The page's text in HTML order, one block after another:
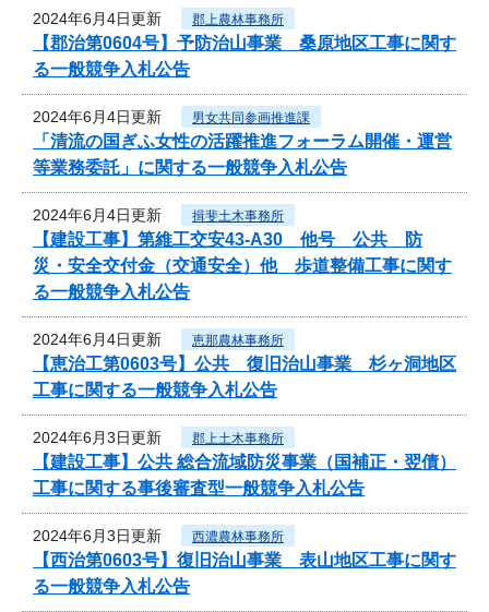
2024年6月4日更新 郡上農林事務所
【郡治第0604号】予防治山事業 桑原地区工事に関す
る一般競争入札公告
2024年6月4日更新 男女共同参画推進課
「清流の国ぎふ女性の活躍推進フォーラム開催・運営
等業務委託」に関する一般競争入札公告
2024年6月4日更新 揖斐土木事務所
【建設工事】第維工交安43-A30 他号 公共 防
災・安全交付金（交通安全）他 歩道整備工事に関す
る一般競争入札公告
2024年6月4日更新 恵那農林事務所
【恵治工第0603号】公共 復旧治山事業 杉ヶ洞地区
工事に関する一般競争入札公告
2024年6月3日更新 郡上土木事務所
【建設工事】公共 総合流域防災事業（国補正・翌債）
工事に関する事後審査型一般競争入札公告
2024年6月3日更新 西濃農林事務所
【西治第0603号】復旧治山事業 表山地区工事に関す
る一般競争入札公告